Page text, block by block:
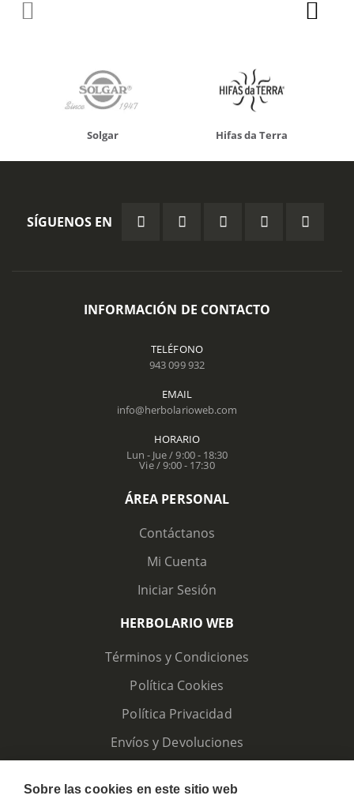
Solgar Hifas da Terra
SÍGUENOS EN
INFORMACIÓN DE CONTACTO
TELÉFONO
943 099 932
EMAIL
info@herbolarioweb.com
HORARIO
Lun - Jue / 9:00 - 18:30
Vie / 9:00 - 17:30
ÁREA PERSONAL
Contáctanos
Mi Cuenta
Iniciar Sesión
HERBOLARIO WEB
Términos y Condiciones
Política Cookies
Política Privacidad
Envíos y Devoluciones
Sobre las cookies en este sitio web